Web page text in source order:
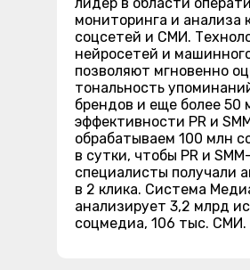
мониторинга и анализа
соцсетей и СМИ.
нейросетей и
позволяют мгновенно
тональность
брендов и еще более 50
эффективности PR и
обрабатываем 100 млн
в сутки, чтобы PR и SMM-
специалисты получали
в 2 клика. Система
анализирует 3,2 млрд
соцмедиа, 106 тыс. СМИ.